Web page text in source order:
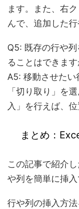
ます。また、右
んで、追加した
Q5: 既存の行や
ることはできます
A5: 移動させた
「切り取り」を
入」を行えば、
まとめ：
この記事で紹介
や列を簡単に挿入
行や列の挿入方法